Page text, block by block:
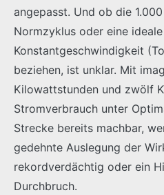
angepasst. Und ob die
Normzyklus oder eine ideale
Konstantgeschwindigkeit
beziehen, ist unklar. Mit
Kilowattstunden und zwölf
Stromverbrauch unter
Strecke bereits machbar,
gedehnte Auslegung der
rekordverdächtig oder ein
Durchbruch.